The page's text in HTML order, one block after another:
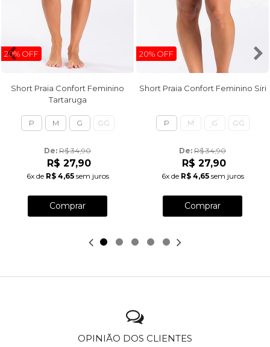
20% OFF
Short Praia Confort Feminino
Tartaruga
P M G GG
De: R$ 34,90
R$ 27,90
6xde R$ 4,65sem juros
Comprar
20% OFF
Short Praia Confort Feminino Siri
P M G GG
De: R$ 34,90
R$ 27,90
6xde R$ 4,65sem juros
Comprar
OPINIÃO DOS CLIENTES